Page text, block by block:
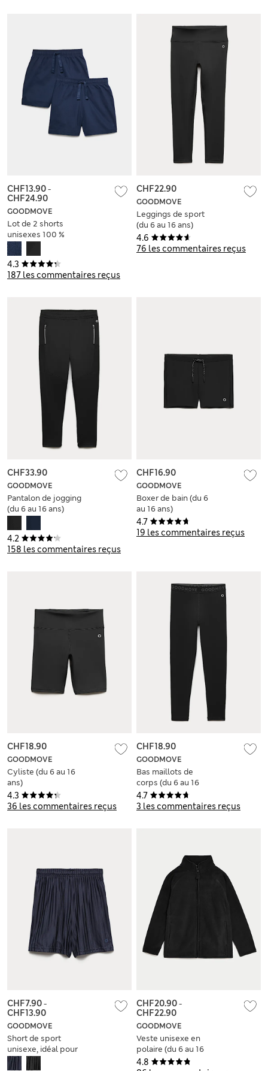
4.3
187 les commentaires reçus
GOODMOVE
Lot de 2 shorts
unisexes 100 %
coton, parfaits pour
l’école (du 2 au 16
ans)
CHF13.90-
CHF24.90
4.6
76 les commentaires reçus
GOODMOVE
Leggings de sport
(du 6 au 16 ans)
CHF22.90
4.2
158 les commentaires reçus
GOODMOVE
Pantalon de jogging
(du 6 au 16 ans)
CHF33.90
4.7
19 les commentaires reçus
GOODMOVE
Boxer de bain (du 6
au 16 ans)
CHF16.90
4.3
36 les commentaires reçus
GOODMOVE
Cyliste (du 6 au 16
ans)
CHF18.90
4.7
3 les commentaires reçus
GOODMOVE
Bas maillots de
corps (du 6 au 16
ans)
CHF18.90
GOODMOVE
Short de sport
unisexe, idéal pour
l’école (du 2 au 16
CHF7.90-
CHF13.90
4.8
GOODMOVE
Veste unisexe en
polaire (du 6 au 16
ans)
CHF20.90-
CHF22.90